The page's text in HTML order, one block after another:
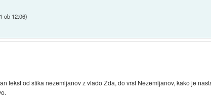
ob 12:06)
tekst od stika nezemljanov z vlado Zda, do vrst Nezemljanov, kako je